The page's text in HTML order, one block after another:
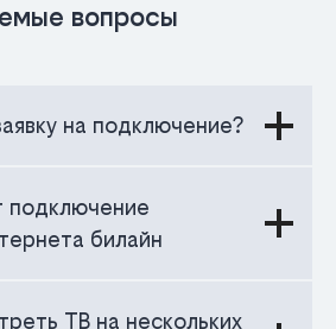
вопросы
на подключение?
подключение
билайн
ТВ на нескольких